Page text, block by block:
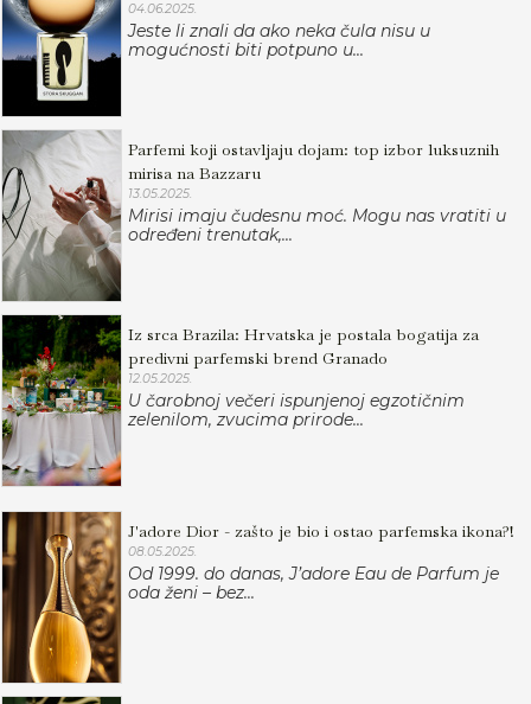
04.06.2025.
Jeste li znali da ako neka čula nisu u
mogućnosti biti potpuno u...
Parfemi koji ostavljaju dojam: top izbor luksuznih
mirisa na Bazzaru
13.05.2025.
Mirisi imaju čudesnu moć. Mogu nas vratiti u
određeni trenutak,...
Iz srca Brazila: Hrvatska je postala bogatija za
predivni parfemski brend Granado
12.05.2025.
U čarobnoj večeri ispunjenoj egzotičnim
zelenilom, zvucima prirode...
J'adore Dior - zašto je bio i ostao parfemska ikona?!
08.05.2025.
Od 1999. do danas, J’adore Eau de Parfum je
oda ženi – bez...